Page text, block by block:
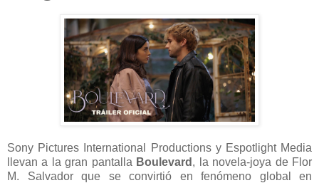
Sony Pictures International Productions y Espotlight Media
llevan a la gran pantalla Boulevard , la novela-joya de Flor
M. Salvador que se convirtió en fenómeno global en